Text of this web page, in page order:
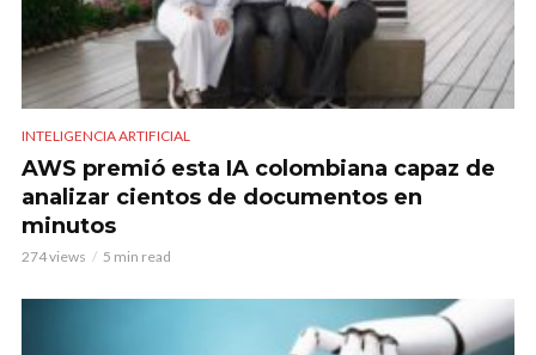
INTELIGENCIA ARTIFICIAL
AWS premió esta IA colombiana capaz de
analizar cientos de documentos en
minutos
274 views 5 min read